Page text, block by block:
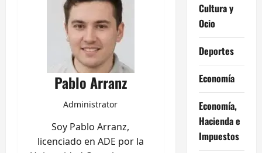
Pablo Arranz
Administrator
Soy Pablo Arranz,
licenciado en ADE por la
Cultura y
Ocio
Deportes
Economía
Economía,
Hacienda e
Impuestos